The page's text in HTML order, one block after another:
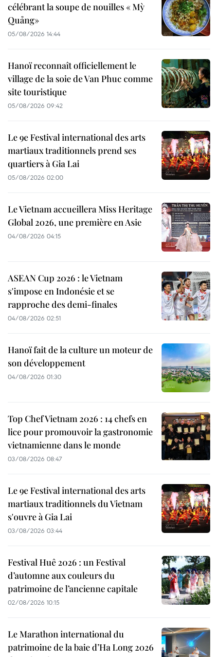
célébrant la soupe de nouilles « Mỳ
Quảng»
05/08/2026 14:44
Hanoï reconnaît officiellement le
village de la soie de Van Phuc comme
site touristique
05/08/2026 09:42
Le 9e Festival international des arts
martiaux traditionnels prend ses
quartiers à Gia Lai
05/08/2026 02:00
Le Vietnam accueillera Miss Heritage
Global 2026, une première en Asie
04/08/2026 04:15
ASEAN Cup 2026 : le Vietnam
s'impose en Indonésie et se
rapproche des demi-finales
04/08/2026 02:51
Hanoï fait de la culture un moteur de
son développement
04/08/2026 01:30
Top Chef Vietnam 2026 : 14 chefs en
lice pour promouvoir la gastronomie
vietnamienne dans le monde
03/08/2026 08:47
Le 9e Festival international des arts
martiaux traditionnels du Vietnam
s'ouvre à Gia Lai
03/08/2026 03:44
Festival Huê 2026 : un Festival
d’automne aux couleurs du
patrimoine de l’ancienne capitale
02/08/2026 10:15
Le Marathon international du
patrimoine de la baie d’Ha Long 2026